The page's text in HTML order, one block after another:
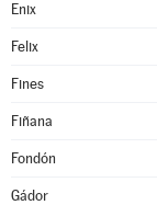
Enix
Felix
Fines
Fiñana
Fondón
Gádor